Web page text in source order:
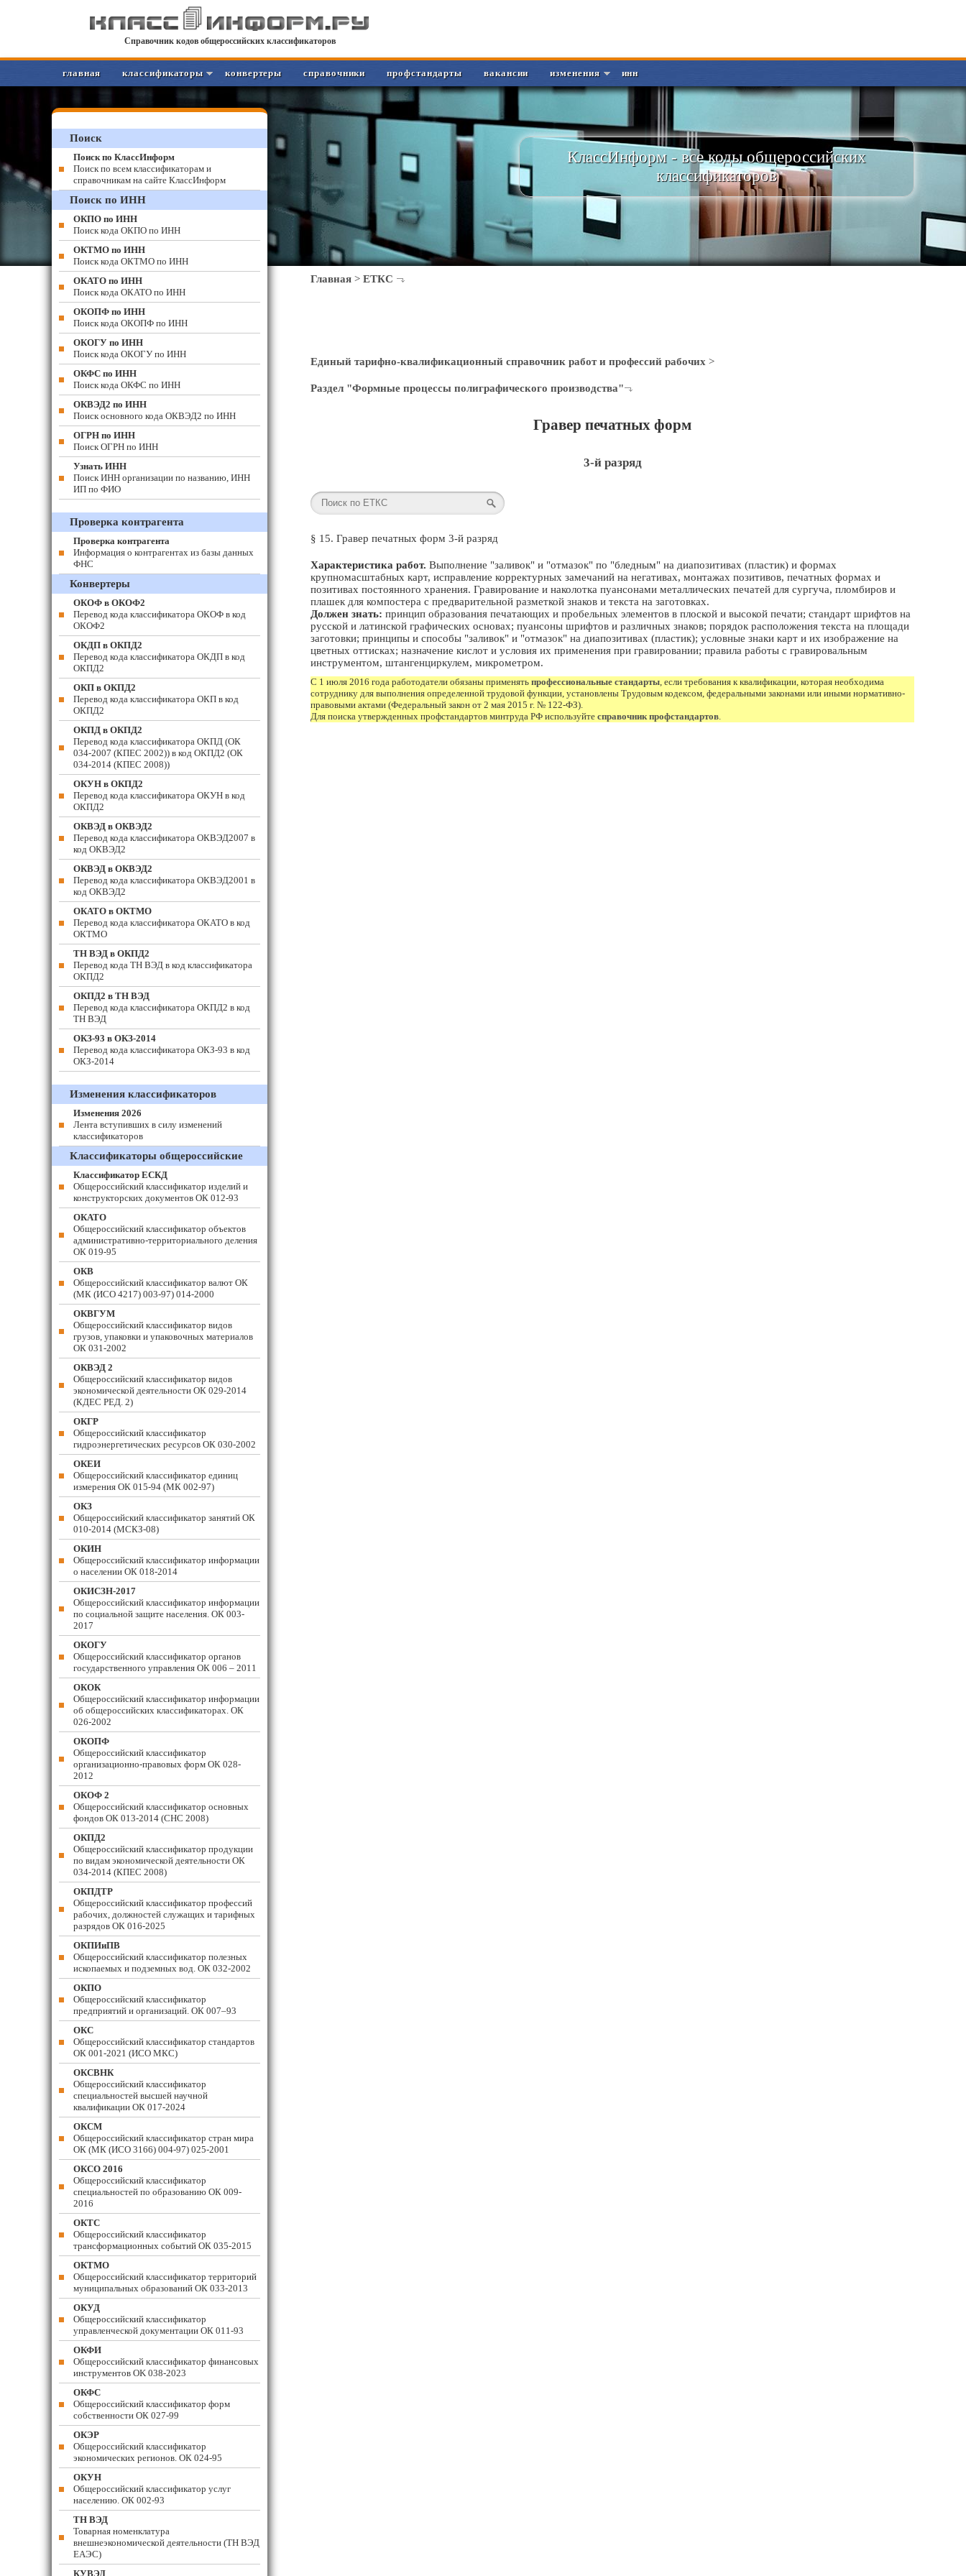
Справочник кодов общероссийских классификаторов
главная классификаторы конвертеры справочники профстандарты вакансии изменения инн
КлассИнформ - все коды общероссийских
классификаторов
Главная > ЕТКС
Единый тарифно-квалификационный справочник работ и профессий рабочих >
Раздел "Формные процессы полиграфического производства"
Гравер печатных форм
3-й разряд
§ 15. Гравер печатных форм 3-й разряд
Характеристика работ. Выполнение "заливок" и "отмазок" по "бледным" на диапозитивах (пластик) и формах
крупномасштабных карт, исправление корректурных замечаний на негативах, монтажах позитивов, печатных формах и
позитивах постоянного хранения. Гравирование и наколотка пуансонами металлических печатей для сургуча, пломбиров и
плашек для компостера с предварительной разметкой знаков и текста на заготовках.
Должен знать: принцип образования печатающих и пробельных элементов в плоской и высокой печати; стандарт шрифтов на
русской и латинской графических основах; пуансоны шрифтов и различных знаков; порядок расположения текста на площади
заготовки; принципы и способы "заливок" и "отмазок" на диапозитивах (пластик); условные знаки карт и их изображение на
цветных оттисках; назначение кислот и условия их применения при гравировании; правила работы с гравировальным
инструментом, штангенциркулем, микрометром.
С 1 июля 2016 года работодатели обязаны применять профессиональные стандарты, если требования к квалификации, которая необходима
сотруднику для выполнения определенной трудовой функции, установлены Трудовым кодексом, федеральными законами или иными нормативно-
правовыми актами (Федеральный закон от 2 мая 2015 г. № 122-ФЗ).
Для поиска утвержденных профстандартов минтруда РФ используйте справочник профстандартов.
Поиск
Поиск по КлассИнформ
Поиск по всем классификаторам и
справочникам на сайте КлассИнформ
Поиск по ИНН
ОКПО по ИНН
Поиск кода ОКПО по ИНН
ОКТМО по ИНН
Поиск кода ОКТМО по ИНН
ОКАТО по ИНН
Поиск кода ОКАТО по ИНН
ОКОПФ по ИНН
Поиск кода ОКОПФ по ИНН
ОКОГУ по ИНН
Поиск кода ОКОГУ по ИНН
ОКФС по ИНН
Поиск кода ОКФС по ИНН
ОКВЭД2 по ИНН
Поиск основного кода ОКВЭД2 по ИНН
ОГРН по ИНН
Поиск ОГРН по ИНН
Узнать ИНН
Поиск ИНН организации по названию, ИНН
ИП по ФИО
Проверка контрагента
Проверка контрагента
Информация о контрагентах из базы данных
ФНС
Конвертеры
ОКОФ в ОКОФ2
Перевод кода классификатора ОКОФ в код
ОКОФ2
ОКДП в ОКПД2
Перевод кода классификатора ОКДП в код
ОКПД2
ОКП в ОКПД2
Перевод кода классификатора ОКП в код
ОКПД2
ОКПД в ОКПД2
Перевод кода классификатора ОКПД (ОК
034-2007 (КПЕС 2002)) в код ОКПД2 (ОК
034-2014 (КПЕС 2008))
ОКУН в ОКПД2
Перевод кода классификатора ОКУН в код
ОКПД2
ОКВЭД в ОКВЭД2
Перевод кода классификатора ОКВЭД2007 в
код ОКВЭД2
ОКВЭД в ОКВЭД2
Перевод кода классификатора ОКВЭД2001 в
код ОКВЭД2
ОКАТО в ОКТМО
Перевод кода классификатора ОКАТО в код
ОКТМО
ТН ВЭД в ОКПД2
Перевод кода ТН ВЭД в код классификатора
ОКПД2
ОКПД2 в ТН ВЭД
Перевод кода классификатора ОКПД2 в код
ТН ВЭД
ОКЗ-93 в ОКЗ-2014
Перевод кода классификатора ОКЗ-93 в код
ОКЗ-2014
Изменения классификаторов
Изменения 2026
Лента вступивших в силу изменений
классификаторов
Классификаторы общероссийские
Классификатор ЕСКД
Общероссийский классификатор изделий и
конструкторских документов ОК 012-93
ОКАТО
Общероссийский классификатор объектов
административно-территориального деления
ОК 019-95
ОКВ
Общероссийский классификатор валют ОК
(МК (ИСО 4217) 003-97) 014-2000
ОКВГУМ
Общероссийский классификатор видов
грузов, упаковки и упаковочных материалов
ОК 031-2002
ОКВЭД 2
Общероссийский классификатор видов
экономической деятельности ОК 029-2014
(КДЕС РЕД. 2)
ОКГР
Общероссийский классификатор
гидроэнергетических ресурсов ОК 030-2002
ОКЕИ
Общероссийский классификатор единиц
измерения ОК 015-94 (МК 002-97)
ОКЗ
Общероссийский классификатор занятий ОК
010-2014 (МСКЗ-08)
ОКИН
Общероссийский классификатор информации
о населении ОК 018-2014
ОКИСЗН-2017
Общероссийский классификатор информации
по социальной защите населения. ОК 003-
2017
ОКОГУ
Общероссийский классификатор органов
государственного управления ОК 006 – 2011
ОКОК
Общероссийский классификатор информации
об общероссийских классификаторах. ОК
026-2002
ОКОПФ
Общероссийский классификатор
организационно-правовых форм ОК 028-
2012
ОКОФ 2
Общероссийский классификатор основных
фондов ОК 013-2014 (СНС 2008)
ОКПД2
Общероссийский классификатор продукции
по видам экономической деятельности ОК
034-2014 (КПЕС 2008)
ОКПДТР
Общероссийский классификатор профессий
рабочих, должностей служащих и тарифных
разрядов ОК 016-2025
ОКПИиПВ
Общероссийский классификатор полезных
ископаемых и подземных вод. ОК 032-2002
ОКПО
Общероссийский классификатор
предприятий и организаций. ОК 007–93
ОКС
Общероссийский классификатор стандартов
ОК 001-2021 (ИСО МКС)
ОКСВНК
Общероссийский классификатор
специальностей высшей научной
квалификации ОК 017-2024
ОКСМ
Общероссийский классификатор стран мира
ОК (МК (ИСО 3166) 004-97) 025-2001
ОКСО 2016
Общероссийский классификатор
специальностей по образованию ОК 009-
2016
ОКТС
Общероссийский классификатор
трансформационных событий ОК 035-2015
ОКТМО
Общероссийский классификатор территорий
муниципальных образований ОК 033-2013
ОКУД
Общероссийский классификатор
управленческой документации ОК 011-93
ОКФИ
Общероссийский классификатор финансовых
инструментов OK 038-2023
ОКФС
Общероссийский классификатор форм
собственности ОК 027-99
ОКЭР
Общероссийский классификатор
экономических регионов. ОК 024-95
ОКУН
Общероссийский классификатор услуг
населению. ОК 002-93
ТН ВЭД
Товарная номенклатура
внешнеэкономической деятельности (ТН ВЭД
ЕАЭС)
КУВЭД